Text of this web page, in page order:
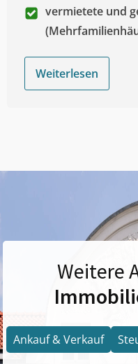
vermietete und
Weiterlesen
Weitere
Ankauf & Verkauf